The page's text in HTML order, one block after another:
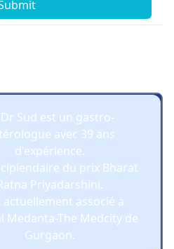
Dr Sud est un gastro-
avec 39 ans
d'expérience.
du prix Bharat
Priyadarshini.
actuellement associé à
Medanta-The Medcity de
Gurgaon.